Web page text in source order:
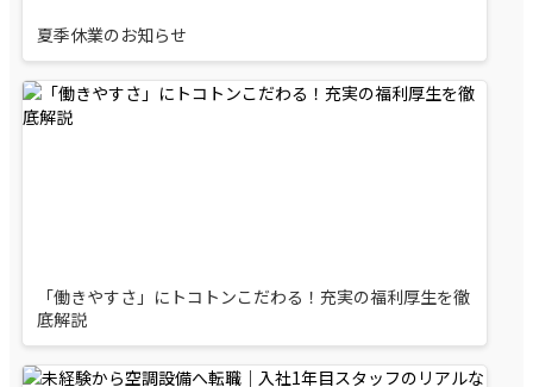
夏季休業のお知らせ
「働きやすさ」にトコトンこだわる！充実の福利厚生を徹
底解説